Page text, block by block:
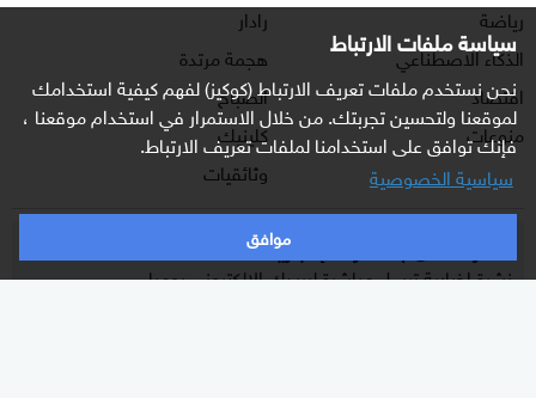
سياسة ملفات الارتباط
نحن نستخدم ملفات تعريف الارتباط (كوكيز) لفهم كيفية استخدامك
لموقعنا ولتحسين تجربتك. من خلال الاستمرار في استخدام موقعنا ،
فإنك توافق على استخدامنا لملفات تعريف الارتباط.
سياسية الخصوصية
موافق
رياضة
الذكاء الاصطناعي
اقتصاد
منوعات
رادار
هجمة مرتدة
الصباح
كلينيك
وثائقيات
اشترك الآن بالنشرة الإخبارية
نشرة إخبارية ترسل مباشرة لبريدك الإلكتروني يوميا